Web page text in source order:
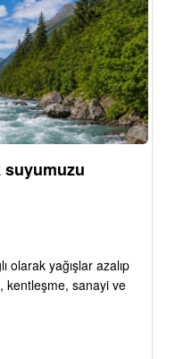
suyumuzu
olarak yağışlar azalıp
kentleşme, sanayi ve